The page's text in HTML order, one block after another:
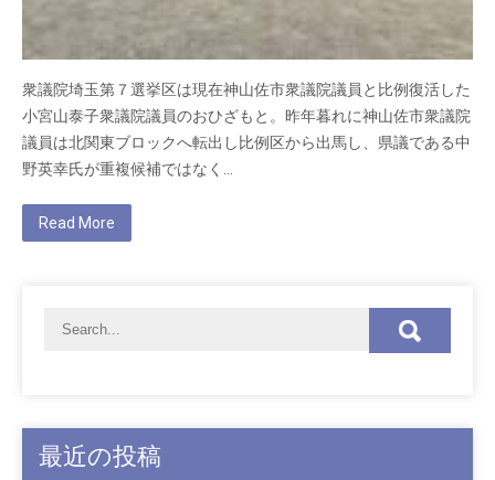
衆議院埼玉第７選挙区は現在神山佐市衆議院議員と比例復活した
小宮山泰子衆議院議員のおひざもと。昨年暮れに神山佐市衆議院
議員は北関東ブロックへ転出し比例区から出馬し、県議である中
野英幸氏が重複候補ではなく…
Read More
最近の投稿